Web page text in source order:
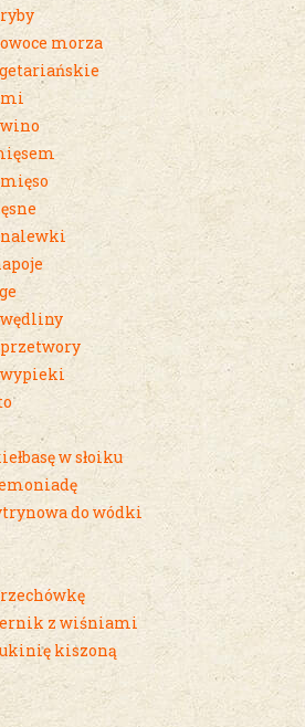
morza
w słoiku
do wódki
z wiśniami
kiszoną